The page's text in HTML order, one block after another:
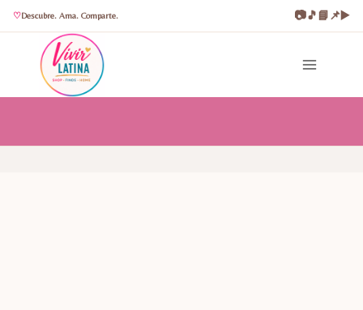
Descubre. Ama. Comparte. 📷🎵📘📌▶️
contenido